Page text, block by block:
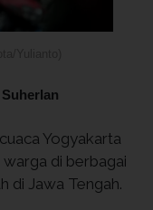
Yogyakarta
di berbagai
di Jawa Tengah.